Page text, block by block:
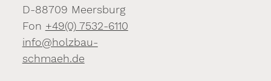
D-88709 Meersburg
Fon +49(0) 7532-6110
info@holzbau-
schmaeh.de